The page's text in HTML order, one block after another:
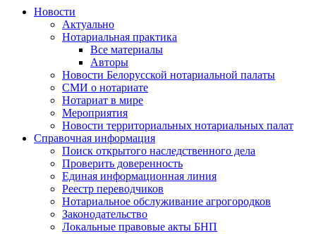
Новости
Актуально
Нотариальная практика
Все материалы
Авторы
Новости Белорусской нотариальной палаты
СМИ о нотариате
Нотариат в мире
Мероприятия
Новости территориальных нотариальных палат
Справочная информация
Поиск открытого наследственного дела
Проверить доверенность
Единая информационная линия
Реестр переводчиков
Нотариальное обслуживание агрогородков
Законодательство
Локальные правовые акты БНП